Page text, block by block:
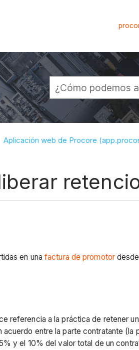
global
Aplicación web de Procore
en unafactura de promotordesde
referencia a la práctica de retener
entre la parte contratante
y el 10% del valor total de un